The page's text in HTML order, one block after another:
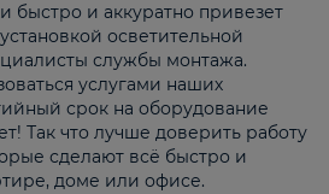
быстро и аккуратно привезет
осветительной
службы монтажа.
услугами наших
срок на оборудование
Так что лучше доверить работу
сделают всё быстро и
доме или офисе.